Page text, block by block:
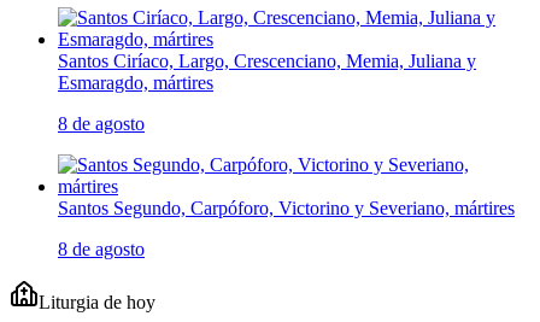
Santos Ciríaco, Largo, Crescenciano, Memia, Juliana y
Esmaragdo, mártires
8 de agosto
Santos Segundo, Carpóforo, Victorino y Severiano, mártires
8 de agosto
Liturgia de hoy